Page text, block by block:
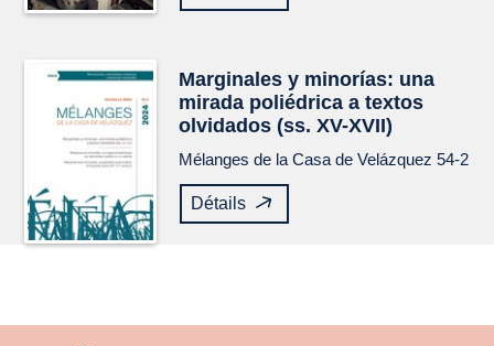
Marginales y minorías: una
mirada poliédrica a textos
olvidados (ss. XV-XVII)
Mélanges de la Casa de Velázquez54-2
Détails